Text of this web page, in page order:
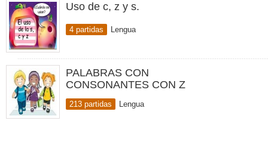
Uso de c, z y s.
4 partidas Lengua
PALABRAS CON
CONSONANTES CON Z
213 partidas Lengua